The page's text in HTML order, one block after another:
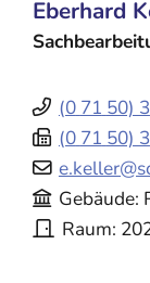
Eberhard
(0 71 50) 3
(0 71 50) 3
Gebäude
Raum